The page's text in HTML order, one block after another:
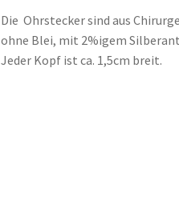
Die Ohrstecker sind aus
ohne Blei, mit 2%igem
Jeder Kopf ist ca. 1,5cm breit.